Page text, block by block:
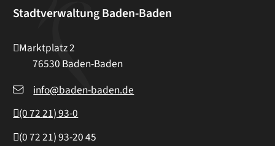
Stadtverwaltung Baden-Baden
Marktplatz 2
76530 Baden-Baden
info@baden-baden.de
(07221) 93-0
(07221) 93-2045